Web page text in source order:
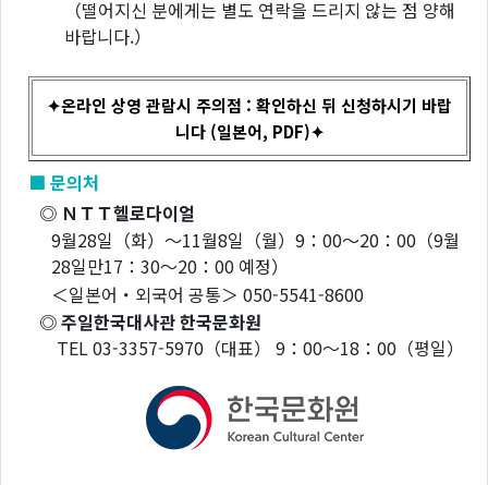
（떨어지신 분에게는 별도 연락을 드리지 않는 점 양해
바랍니다.）
✦온라인 상영 관람시 주의점 : 확인하신 뒤 신청하시기 바랍
니다 (일본어, PDF)✦
■ 문의처
◎ ＮＴＴ헬로다이얼
9월28일（화）～11월8일（월）9：00～20：00（9월
28일만17：30～20：00 예정）
＜일본어・외국어 공통＞ 050-5541-8600
◎ 주일한국대사관 한국문화원
TEL 03-3357-5970（대표） 9：00～18：00（평일）